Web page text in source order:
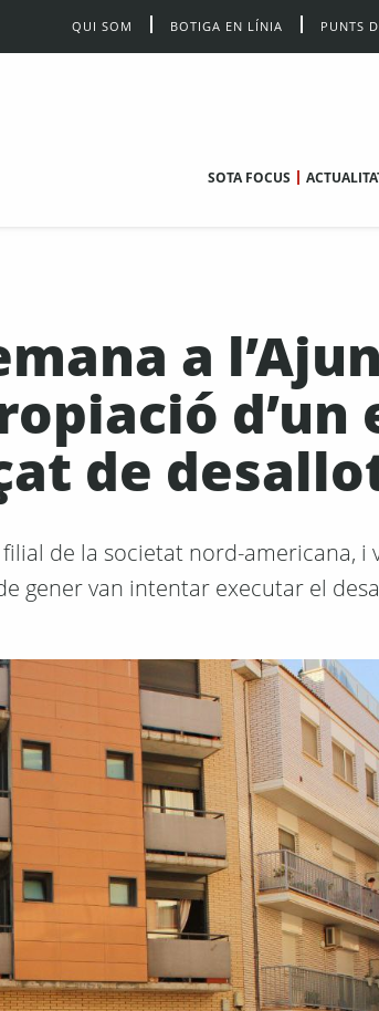
QUI SOM BOTIGA EN LÍNIA PUNTS
SOTA FOCUS
a
de
de la societat nord-americana, i
gener van intentar executar el